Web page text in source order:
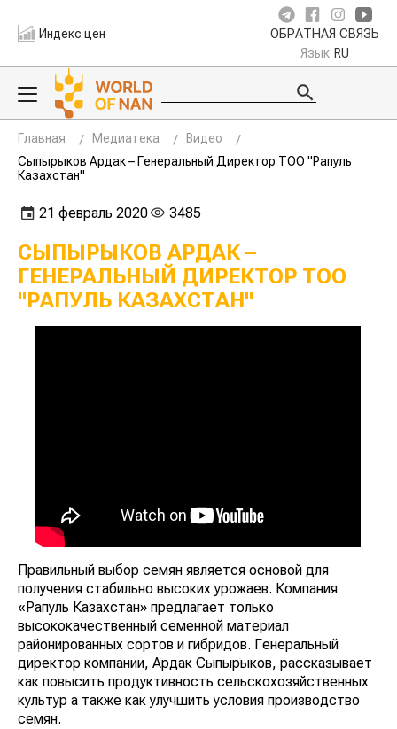
Индекс цен ОБРАТНАЯ СВЯЗЬ
Язык RU
Главная Медиатека
Видео
Сыпырыков Ардак – Генеральный Директор ТОО "Рапуль
Казахстан"
21 февраль 2020 3485
СЫПЫРЫКОВ АРДАК –
ГЕНЕРАЛЬНЫЙ ДИРЕКТОР ТОО
"РАПУЛЬ КАЗАХСТАН"
Правильный выбор семян является основой для
получения стабильно высоких урожаев. Компания
«Рапуль Казахстан» предлагает только
высококачественный семенной материал
районированных сортов и гибридов. Генеральный
директор компании, Ардак Сыпырыков, рассказывает
как повысить продуктивность сельскохозяйственных
культур а также как улучшить условия производство
семян.